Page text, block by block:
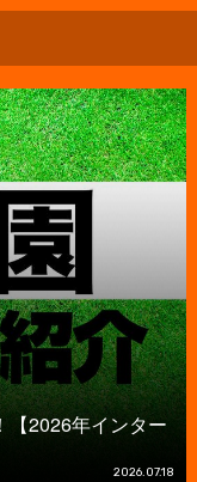
【2026年インター
2026.07.18